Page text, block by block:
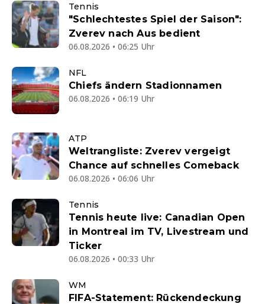
Tennis
"Schlechtestes Spiel der Saison":
Zverev nach Aus bedient
06.08.2026 • 06:25 Uhr
NFL
Chiefs ändern Stadionnamen
06.08.2026 • 06:19 Uhr
ATP
Weltrangliste: Zverev vergeigt
Chance auf schnelles Comeback
06.08.2026 • 06:06 Uhr
Tennis
Tennis heute live: Canadian Open
in Montreal im TV, Livestream und
Ticker
06.08.2026 • 00:33 Uhr
WM
FIFA-Statement: Rückendeckung